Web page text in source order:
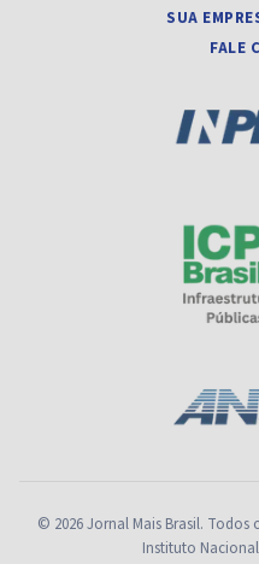
SUA
FALE
© 2026 Jornal Mais Brasil. Todos
Instituto